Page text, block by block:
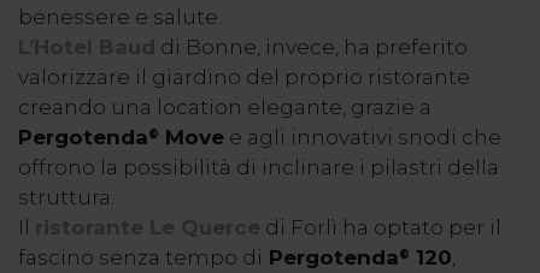
benessere e salute.
L’Hotel Baud di Bonne, invece, ha preferito
valorizzare il giardino del proprio ristorante
creando una location elegante, grazie a
Pergotenda® Move e agli innovativi snodi che
offrono la possibilità di inclinare i pilastri della
struttura.
Il ristorante Le Querce di Forlì ha optato per il
fascino senza tempo di Pergotenda® 120